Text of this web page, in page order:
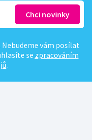
vám posílat
se zpracováním
.